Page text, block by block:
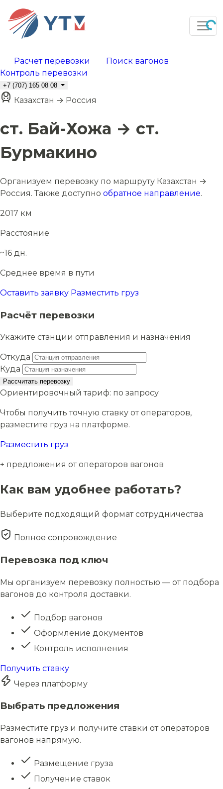
Расчет перевозки
Поиск вагонов
Контроль перевозки
+7 (707) 165 08 08
Казахстан → Россия
ст. Бай-Хожа → ст.
Бурмакино
Организуем перевозку по маршруту Казахстан →
Россия. Также доступно обратное направление.
2017 км
Расстояние
~16 дн.
Среднее время в пути
Оставить заявку Разместить груз
Расчёт перевозки
Укажите станции отправления и назначения
Откуда
Куда
Рассчитать перевозку
Ориентировочный тариф: по запросу
Чтобы получить точную ставку от операторов,
разместите груз на платформе.
Разместить груз
+ предложения от операторов вагонов
Как вам удобнее работать?
Выберите подходящий формат сотрудничества
Полное сопровождение
Перевозка под ключ
Мы организуем перевозку полностью — от подбора
вагонов до контроля доставки.
Подбор вагонов
Оформление документов
Контроль исполнения
Получить ставку
Через платформу
Выбрать предложения
Разместите груз и получите ставки от операторов
вагонов напрямую.
Размещение груза
Получение ставок